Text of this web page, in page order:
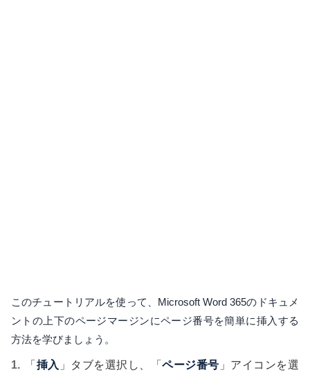
このチュートリアルを使って、Microsoft Word 365のドキュメ
ントの上下のページマージンにページ番号を簡単に挿入する
方法を学びましょう。
「 挿入 」タブを選択し、「 ページ番号 」アイコンを選